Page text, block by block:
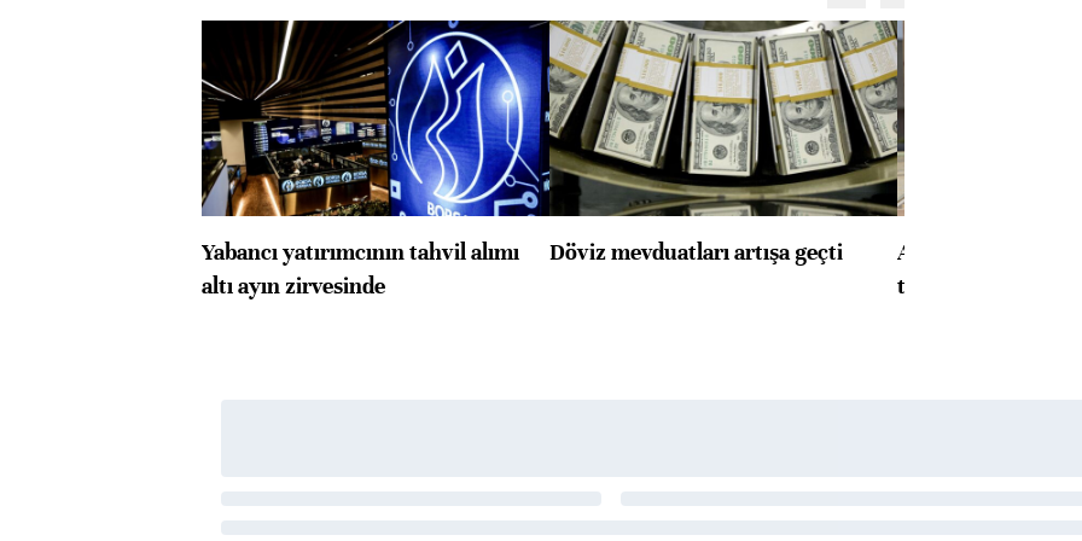
Yabancı yatırımcının tahvil alımı
altı ayın zirvesinde
Döviz mevduatları artışa geçti
ABD'de konut
toparlandı